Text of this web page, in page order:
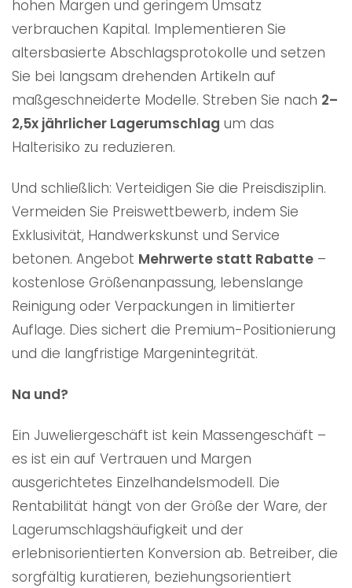
hohen Margen und geringem Umsatz
verbrauchen Kapital. Implementieren Sie
altersbasierte Abschlagsprotokolle und setzen
Sie bei langsam drehenden Artikeln auf
maßgeschneiderte Modelle. Streben Sie nach 2–
2,5x jährlicher Lagerumschlag um das
Halterisiko zu reduzieren.
Und schließlich: Verteidigen Sie die Preisdisziplin.
Vermeiden Sie Preiswettbewerb, indem Sie
Exklusivität, Handwerkskunst und Service
betonen. Angebot Mehrwerte statt Rabatte –
kostenlose Größenanpassung, lebenslange
Reinigung oder Verpackungen in limitierter
Auflage. Dies sichert die Premium-Positionierung
und die langfristige Margenintegrität.
Na und?
Ein Juweliergeschäft ist kein Massengeschäft –
es ist ein auf Vertrauen und Margen
ausgerichtetes Einzelhandelsmodell. Die
Rentabilität hängt von der Größe der Ware, der
Lagerumschlagshäufigkeit und der
erlebnisorientierten Konversion ab. Betreiber, die
sorgfältig kuratieren, beziehungsorientiert